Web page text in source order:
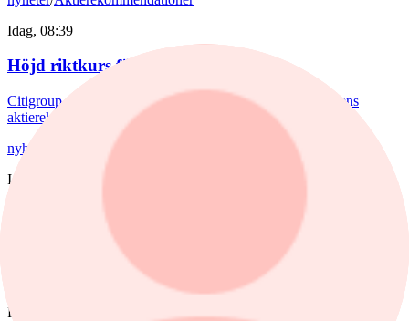
Idag, 08:39
Höjd riktkurs för Nibe
Citigroup sänker riktkursen för Novo Nordisk. Här är dagens
aktierekommendationer.
nyheter
Stockholmsbörsen
Idag, 17:46
Nedåt för börsen efter blandad
rapportvecka
Stockholmsbörsen föll på veckans sista dag.
Fonder